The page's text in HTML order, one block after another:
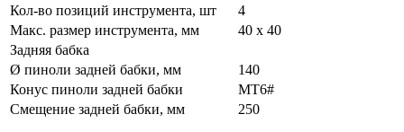
Кол-во позиций инструмента, шт
4
Макс. размер инструмента, мм
40 х 40
Задняя бабка
Ø пиноли задней бабки, мм
140
Конус пиноли задней бабки
МТ6#
Смещение задней бабки, мм
250